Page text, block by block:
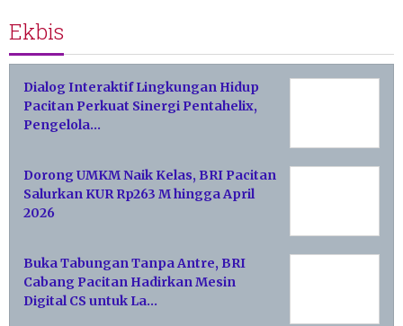
Ekbis
Dialog Interaktif Lingkungan Hidup
Pacitan Perkuat Sinergi Pentahelix,
Pengelola…
Dorong UMKM Naik Kelas, BRI Pacitan
Salurkan KUR Rp263 M hingga April
2026
Buka Tabungan Tanpa Antre, BRI
Cabang Pacitan Hadirkan Mesin
Digital CS untuk La…